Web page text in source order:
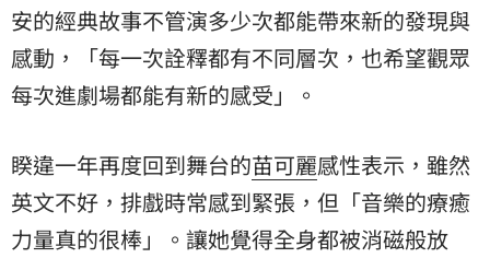
安的經典故事不管演多少次都能帶來新的發現與
感動，「每一次詮釋都有不同層次，也希望觀眾
每次進劇場都能有新的感受」。
睽違一年再度回到舞台的苗可麗感性表示，雖然
英文不好，排戲時常感到緊張，但「音樂的療癒
力量真的很棒」。讓她覺得全身都被消磁般放